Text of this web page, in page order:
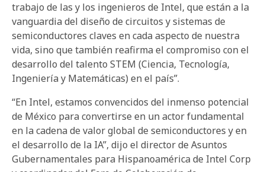
trabajo de las y los ingenieros de Intel, que están a la
vanguardia del diseño de circuitos y sistemas de
semiconductores claves en cada aspecto de nuestra
vida, sino que también reafirma el compromiso con el
desarrollo del talento STEM (Ciencia, Tecnología,
Ingeniería y Matemáticas) en el país”.
“En Intel, estamos convencidos del inmenso potencial
de México para convertirse en un actor fundamental
en la cadena de valor global de semiconductores y en
el desarrollo de la IA”, dijo el director de Asuntos
Gubernamentales para Hispanoamérica de Intel Corp